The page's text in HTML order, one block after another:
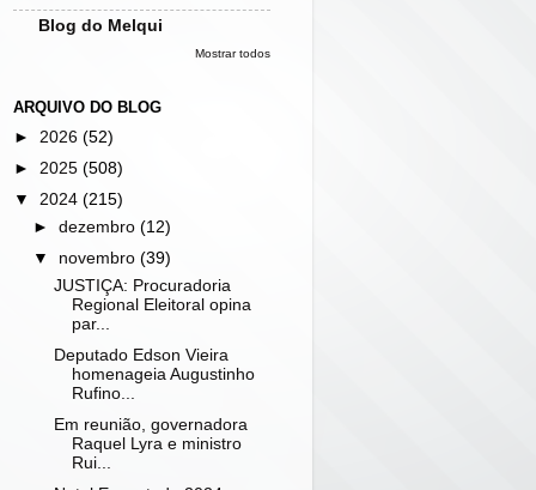
Blog do Melqui
Mostrar todos
ARQUIVO DO BLOG
► 2026 (52)
► 2025 (508)
▼ 2024 (215)
►dezembro(12)
▼ novembro(39)
JUSTIÇA: Procuradoria
Regional Eleitoral opina
par...
Deputado Edson Vieira
homenageia Augustinho
Rufino...
Em reunião, governadora
Raquel Lyra e ministro
Rui...